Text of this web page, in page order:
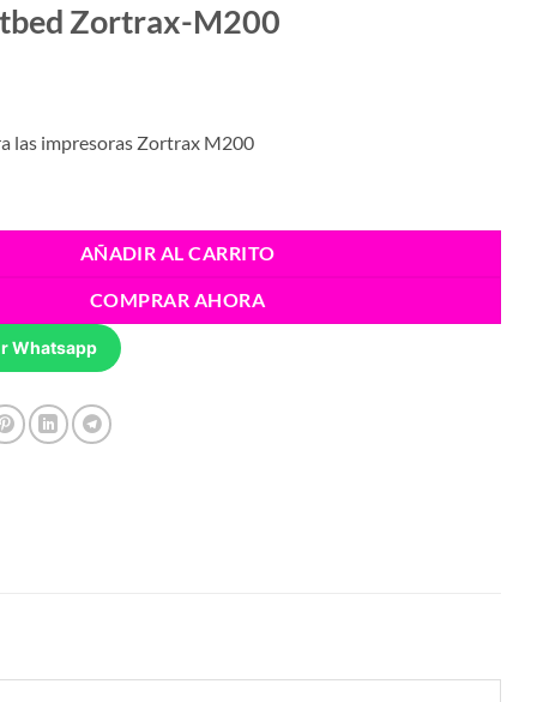
Zortrax-M200
las impresoras Zortrax M200
AÑADIR AL CARRITO
COMPRAR AHORA
Whatsapp